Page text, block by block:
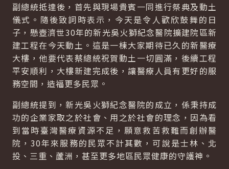
副總統抵達後，首先與現場貴賓一同進行祭典及動土
儀式。隨後致詞時表示，今天是令人歡欣鼓舞的日
子，懸壺濟世30年的新光吳火獅紀念醫院擴建院區新
建工程在今天動土。這是一棟大家期待已久的新醫療
大樓，他要代表蔡總統祝賀動土一切圓滿，後續工程
平安順利，大樓新建完成後，讓醫療人員有更好的服
務空間，造福更多民眾。
副總統提到，新光吳火獅紀念醫院的成立，係秉持成
功的企業家取之於社會、用之於社會的理念，因為看
到當時臺灣醫療資源不足，願意救苦救難而創辦醫
院，30年來服務的民眾不計其數，可說是士林、北
投、三重、蘆洲，甚至更多地區民眾健康的守護神。